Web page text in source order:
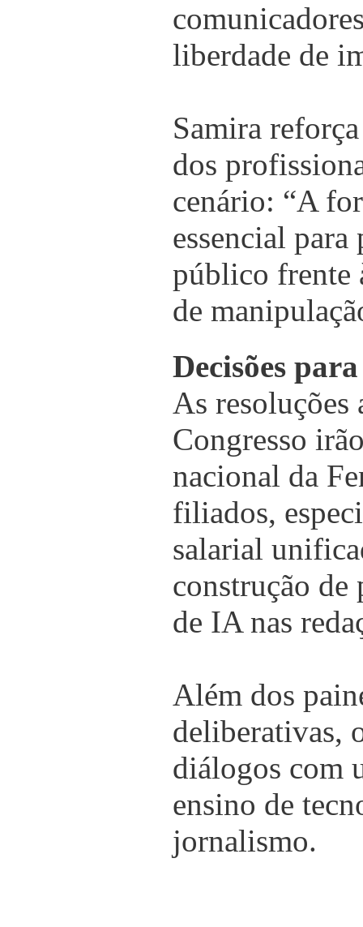
liberdade de
Samira
dos
cenário: “A
essencial para
público frente
de
Decisões
As resoluções
Congresso
nacional da
filiados,
salarial
construção de
de IA nas
Além dos
deliberativas,
diálogos com
ensino de
jornalismo.